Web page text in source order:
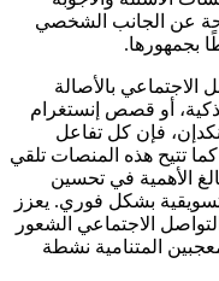
لمحة عن الجانب الشخصي
بجمهورها.
الاجتماعي بالأصالة
أو قصص إنستغرام
فإن كل تفاعل
تتيح هذه المنصات تلقي
الأهمية في تحسين
بشكل فوري. يعزز
الاجتماعي الشعور
المتنامية نشطة